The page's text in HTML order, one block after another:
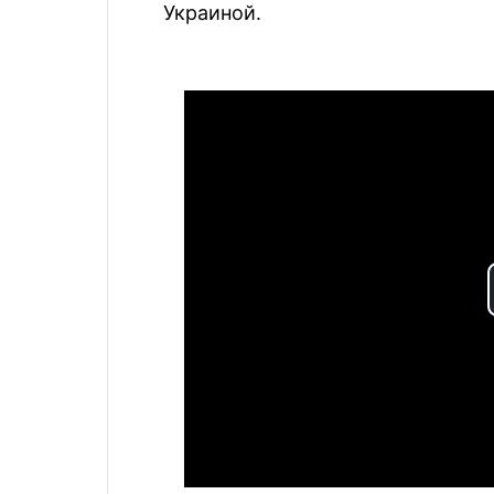
Украиной.